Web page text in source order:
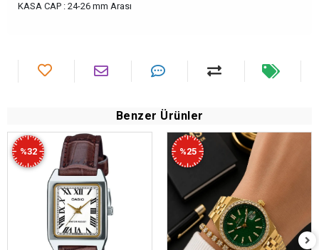
KASA CAP : 24-26 mm Arası
Benzer Ürünler
%32 %25